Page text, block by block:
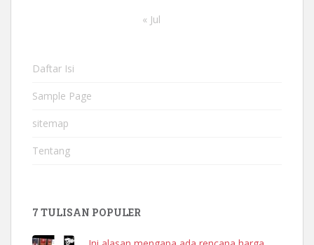
« Jul
Daftar Isi
Sample Page
sitemap
Tentang
7 TULISAN POPULER